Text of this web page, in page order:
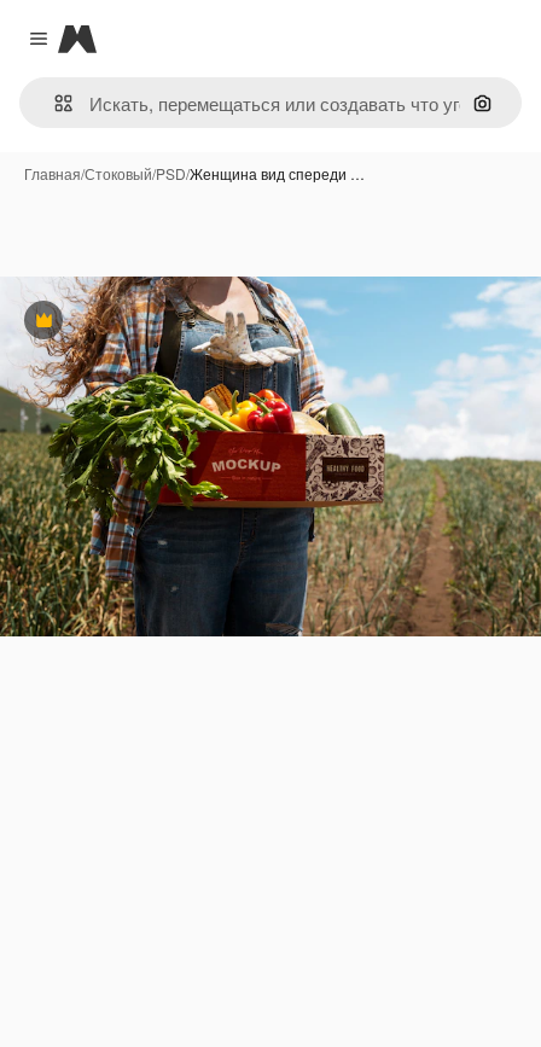
Close menu
Magnific
Поиск
Главная/Стоковый/PSD/Женщина вид спереди …
Премиум